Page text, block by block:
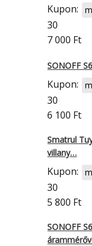
Kupon:
30
7 000 Ft
SONOFF
Kupon:
30
6 100 Ft
Smatrul
villany…
Kupon:
30
5 800 Ft
SONOFF